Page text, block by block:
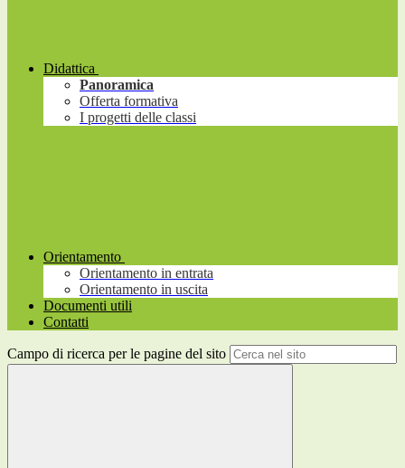
Didattica
Panoramica
Offerta formativa
I progetti delle classi
Orientamento
Orientamento in entrata
Orientamento in uscita
Documenti utili
Contatti
Campo di ricerca per le pagine del sito